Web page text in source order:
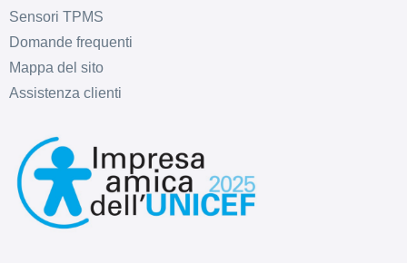
Sensori TPMS
Domande frequenti
Mappa del sito
Assistenza clienti